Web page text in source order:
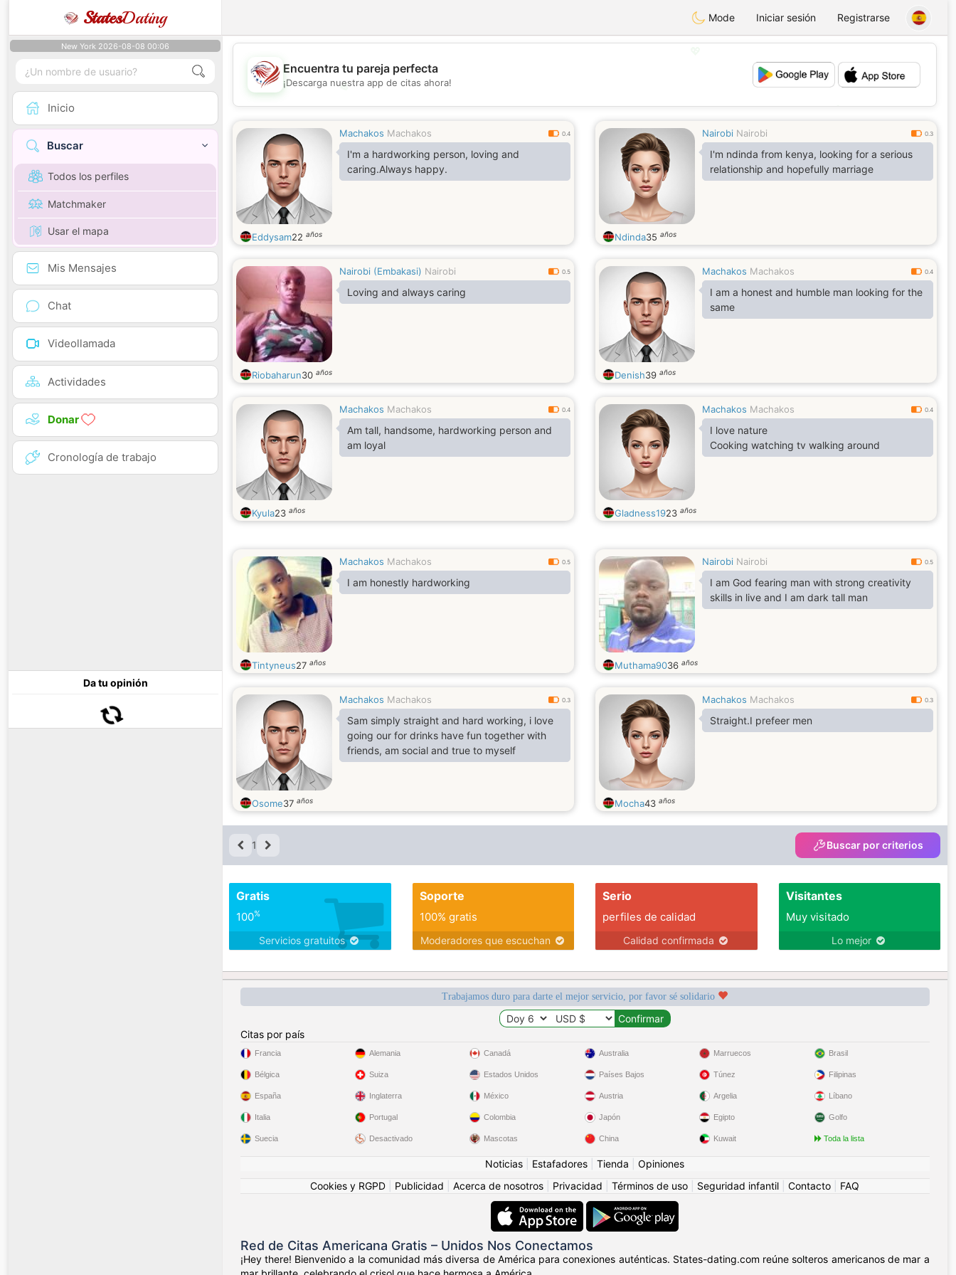
StatesDating Mode Iniciar sesión Registrarse
New York 2026-08-08 00:06
Inicio
Buscar
Todos los perfiles
Matchmaker
Usar el mapa
Mis Mensajes
Chat
Videollamada
Actividades
Donar
Cronología de trabajo
Da tu opinión
💖
💕
Encuentra tu pareja perfecta
¡Descarga nuestra app de citas ahora!
Machakos Machakos 0.4
I'm a hardworking person, loving and
caring.Always happy.
Eddysam22 años
Nairobi Nairobi 0.3
I'm ndinda from kenya, looking for a serious
relationship and hopefully marriage
Ndinda35 años
Nairobi (Embakasi) Nairobi 0.5
Loving and always caring
Riobaharun30 años
Machakos Machakos 0.4
I am a honest and humble man looking for the
same
Denish39 años
Machakos Machakos 0.4
Am tall, handsome, hardworking person and
am loyal
Kyula23 años
Machakos Machakos 0.4
I love nature
Cooking watching tv walking around
Gladness1923 años
Machakos Machakos 0.5
I am honestly hardworking
Tintyneus27 años
Nairobi Nairobi 0.5
I am God fearing man with strong creativity
skills in live and I am dark tall man
Muthama9036 años
Machakos Machakos 0.3
Sam simply straight and hard working, i love
going our for drinks have fun together with
friends, am social and true to myself
Osome37 años
Machakos Machakos 0.3
Straight.I prefeer men
Mocha43 años
1 Buscar por criterios
Gratis
100%
Servicios gratuitos
Soporte
100% gratis
Moderadores que escuchan
Serio
perfiles de calidad
Calidad confirmada
Visitantes
Muy visitado
Lo mejor
Trabajamos duro para darte el mejor servicio, por favor sé solidario
Citas por país
Francia
Bélgica
España
Italia
Suecia
Alemania
Suiza
Inglaterra
Portugal
Desactivado
Canadá
Estados Unidos
México
Colombia
Mascotas
Australia
Países Bajos
Austria
Japón
China
Marruecos
Túnez
Argelia
Egipto
Kuwait
Brasil
Filipinas
Líbano
Golfo
Toda la lista
Noticias Estafadores Tienda
Opiniones
Cookies y RGPD
Publicidad Acerca de nosotros Privacidad Términos de uso Seguridad infantil Contacto FAQ
Red de Citas Americana Gratis – Unidos Nos Conectamos
¡Hey there! Bienvenido a la comunidad más diversa de América para conexiones auténticas. States-dating.com reúne solteros americanos de mar a